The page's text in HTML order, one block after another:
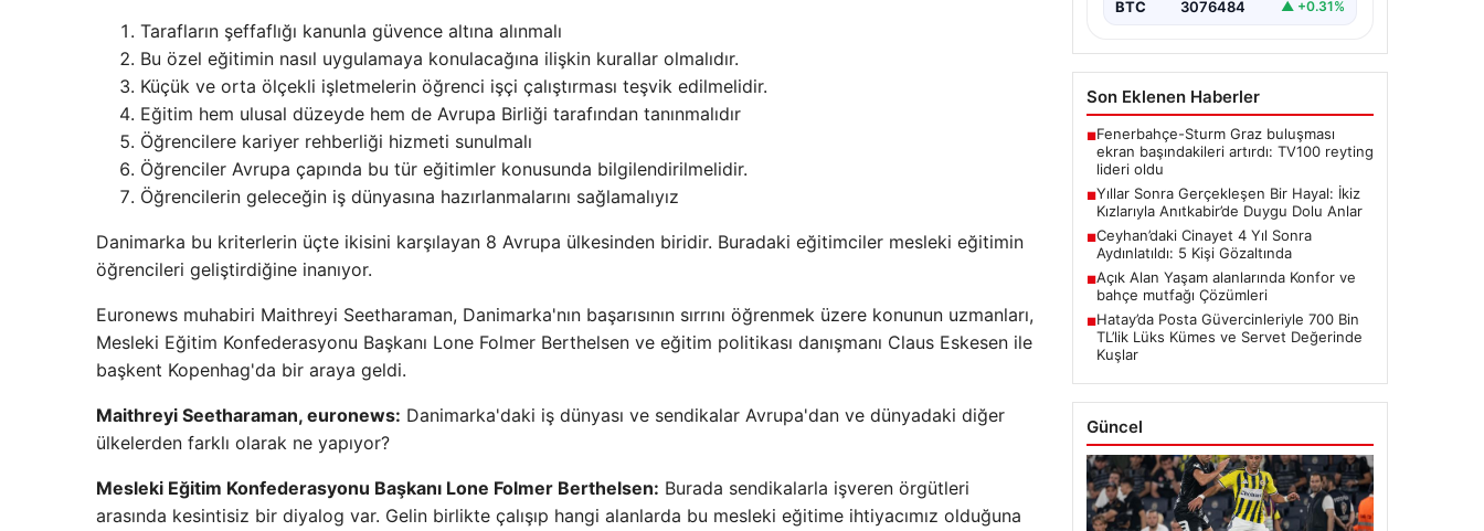
Tarafların şeffaflığı kanunla güvence altına alınmalı
Bu özel eğitimin nasıl uygulamaya konulacağına ilişkin kurallar olmalıdır.
Küçük ve orta ölçekli işletmelerin öğrenci işçi çalıştırması teşvik edilmelidir.
Eğitim hem ulusal düzeyde hem de Avrupa Birliği tarafından tanınmalıdır
Öğrencilere kariyer rehberliği hizmeti sunulmalı
Öğrenciler Avrupa çapında bu tür eğitimler konusunda bilgilendirilmelidir.
Öğrencilerin geleceğin iş dünyasına hazırlanmalarını sağlamalıyız
Danimarka bu kriterlerin üçte ikisini karşılayan 8 Avrupa ülkesinden biridir. Buradaki eğitimciler mesleki eğitimin
öğrencileri geliştirdiğine inanıyor.
Euronews muhabiri Maithreyi Seetharaman, Danimarka'nın başarısının sırrını öğrenmek üzere konunun uzmanları,
Mesleki Eğitim Konfederasyonu Başkanı Lone Folmer Berthelsen ve eğitim politikası danışmanı Claus Eskesen ile
başkent Kopenhag'da bir araya geldi.
Maithreyi Seetharaman, euronews: Danimarka'daki iş dünyası ve sendikalar Avrupa'dan ve dünyadaki diğer
ülkelerden farklı olarak ne yapıyor?
Mesleki Eğitim Konfederasyonu Başkanı Lone Folmer Berthelsen: Burada sendikalarla işveren örgütleri
arasında kesintisiz bir diyalog var. Gelin birlikte çalışıp hangi alanlarda bu mesleki eğitime ihtiyacımız olduğuna
BTC 3076484 ▲ +0.31%
Son Eklenen Haberler
■Fenerbahçe-Sturm Graz buluşması
ekran başındakileri artırdı: TV100 reyting
lideri oldu
■Yıllar Sonra Gerçekleşen Bir Hayal: İkiz
Kızlarıyla Anıtkabir’de Duygu Dolu Anlar
■Ceyhan’daki Cinayet 4 Yıl Sonra
Aydınlatıldı: 5 Kişi Gözaltında
■Açık Alan Yaşam alanlarında Konfor ve
bahçe mutfağı Çözümleri
■Hatay’da Posta Güvercinleriyle 700 Bin
TL’lik Lüks Kümes ve Servet Değerinde
Kuşlar
Güncel